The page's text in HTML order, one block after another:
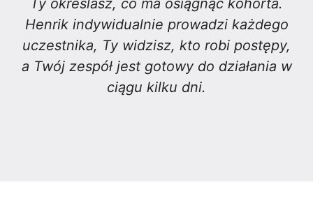
Ty określasz, co ma osiągnąć kohorta.
Henrik indywidualnie prowadzi każdego
uczestnika, Ty widzisz, kto robi postępy,
a Twój zespół jest gotowy do działania w
ciągu kilku dni.